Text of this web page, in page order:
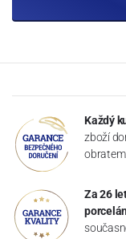
Každý
zboží
obratem.
Za 26